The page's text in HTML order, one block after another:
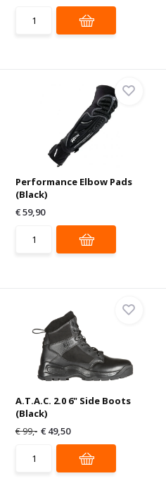
Performance Elbow Pads
(Black)
€ 59,90
A.T.A.C. 2.0 6" Side Boots
(Black)
€ 99,- € 49,50